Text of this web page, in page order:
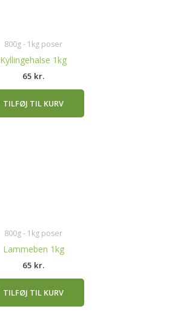
800g - 1kg poser
Kyllingehalse 1kg
65 kr.
TILFØJ TIL KURV
800g - 1kg poser
Lammeben 1kg
65 kr.
TILFØJ TIL KURV